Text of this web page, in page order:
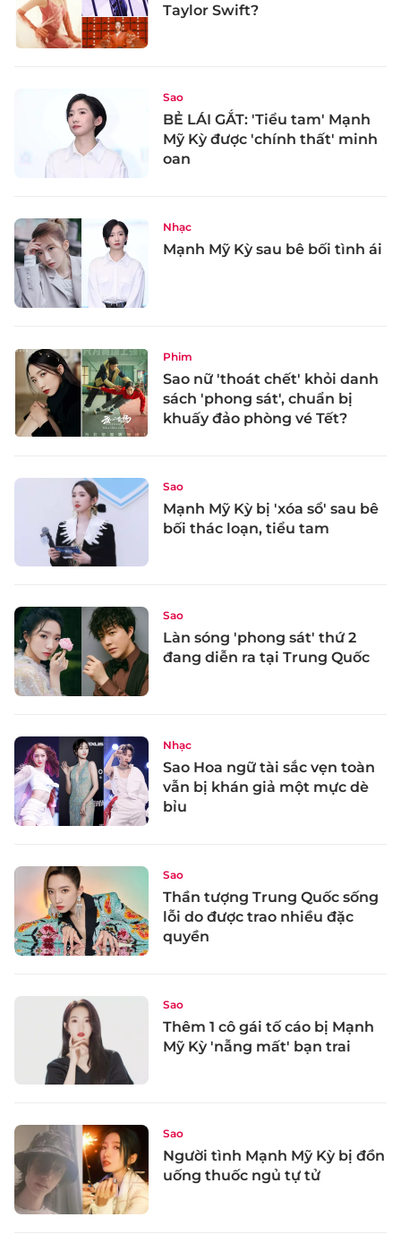
Taylor Swift?
Sao
BẺ LÁI GẮT: 'Tiểu tam' Mạnh
Mỹ Kỳ được 'chính thất' minh
oan
Nhạc
Mạnh Mỹ Kỳ sau bê bối tình ái
Phim
Sao nữ 'thoát chết' khỏi danh
sách 'phong sát', chuẩn bị
khuấy đảo phòng vé Tết?
Sao
Mạnh Mỹ Kỳ bị 'xóa sổ' sau bê
bối thác loạn, tiểu tam
Sao
Làn sóng 'phong sát' thứ 2
đang diễn ra tại Trung Quốc
Nhạc
Sao Hoa ngữ tài sắc vẹn toàn
vẫn bị khán giả một mực dè
bỉu
Sao
Thần tượng Trung Quốc sống
lỗi do được trao nhiều đặc
quyền
Sao
Thêm 1 cô gái tố cáo bị Mạnh
Mỹ Kỳ 'nẫng mất' bạn trai
Sao
Người tình Mạnh Mỹ Kỳ bị đồn
uống thuốc ngủ tự tử